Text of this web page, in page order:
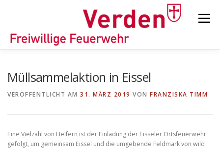
Menü
KINDER-/JUGENDFEUERWEHR AUSRÜSTUNG
Müllsammelaktion in Eissel
VERÖFFENTLICHT AM 31. MÄRZ 2019 VON FRANZISKA TIMM
Eine Vielzahl von Helfern ist der Einladung der Eisseler Ortsfeuerwehr
gefolgt, um gemeinsam Eissel und die umgebende Feldmark von wild